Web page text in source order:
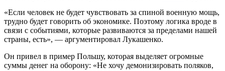
«Если человек не будет чувствовать за спиной военную мощь,
трудно будет говорить об экономике. Поэтому логика вроде в
связи с событиями, которые развиваются за пределами нашей
страны, есть», — аргументировал Лукашенко.
Он привел в пример Польшу, которая выделяет огромные
суммы денег на оборону: «Не хочу демонизировать поляков,